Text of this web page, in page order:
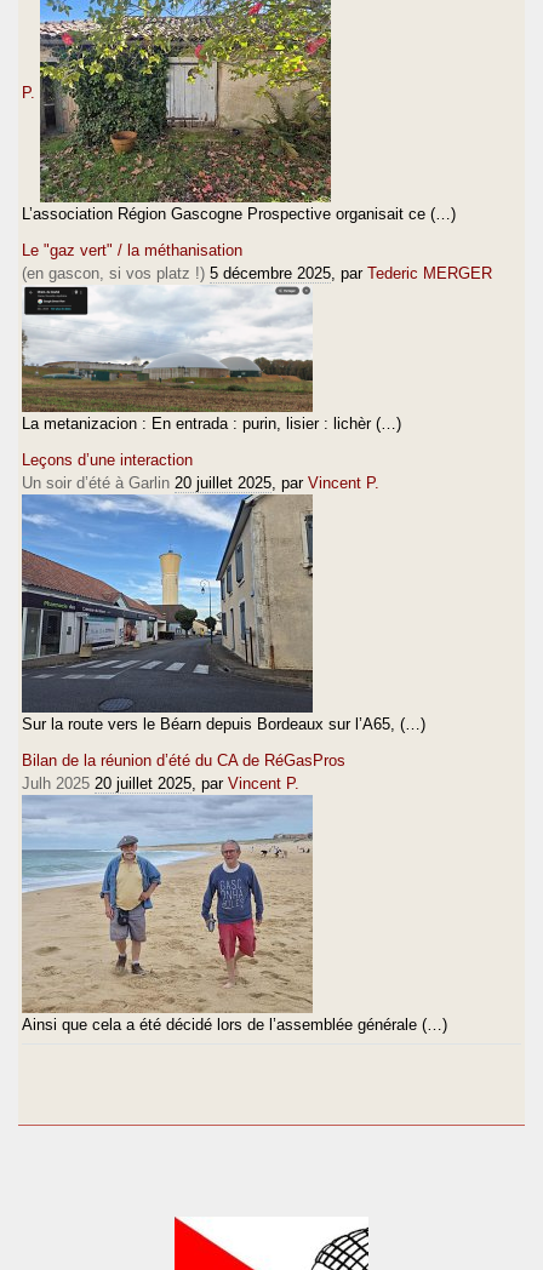
P.
L’association Région Gascogne Prospective organisait ce (…)
Le "gaz vert" / la méthanisation
(en gascon, si vos platz !) 5 décembre 2025 , par Tederic MERGER
La metanizacion : En entrada : purin, lisier : lichèr (…)
Leçons d’une interaction
Un soir d’été à Garlin 20 juillet 2025 , par Vincent P.
Sur la route vers le Béarn depuis Bordeaux sur l’A65, (…)
Bilan de la réunion d’été du CA de RéGasPros
Julh 2025 20 juillet 2025 , par Vincent P.
Ainsi que cela a été décidé lors de l’assemblée générale (…)